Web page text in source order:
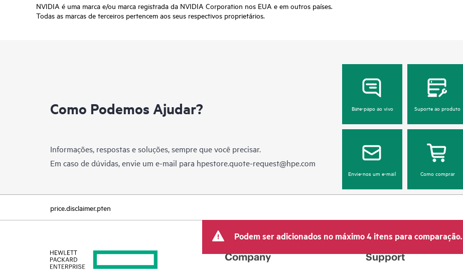
NVIDIA é uma marca e/ou marca registrada da NVIDIA Corporation nos EUA e em outros países.
Todas as marcas de terceiros pertencem aos seus respectivos proprietários.
Como Podemos Ajudar?
Informações, respostas e soluções, sempre que você precisar.
Em caso de dúvidas, envie um e-mail para hpestore.quote-request@hpe.com
Bate-papo ao vivo Suporte ao produto
Envie-nos um e-mail Como comprar
price.disclaimer.pten
Podem ser adicionados no máximo 4 itens para comparação.
Company Support